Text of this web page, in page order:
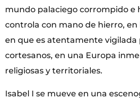
mundo palaciego corrompido e
controla con mano de hierro,
en que es atentamente vigilada
cortesanos, en una Europa
religiosas y territoriales.
Isabel I se mueve en una